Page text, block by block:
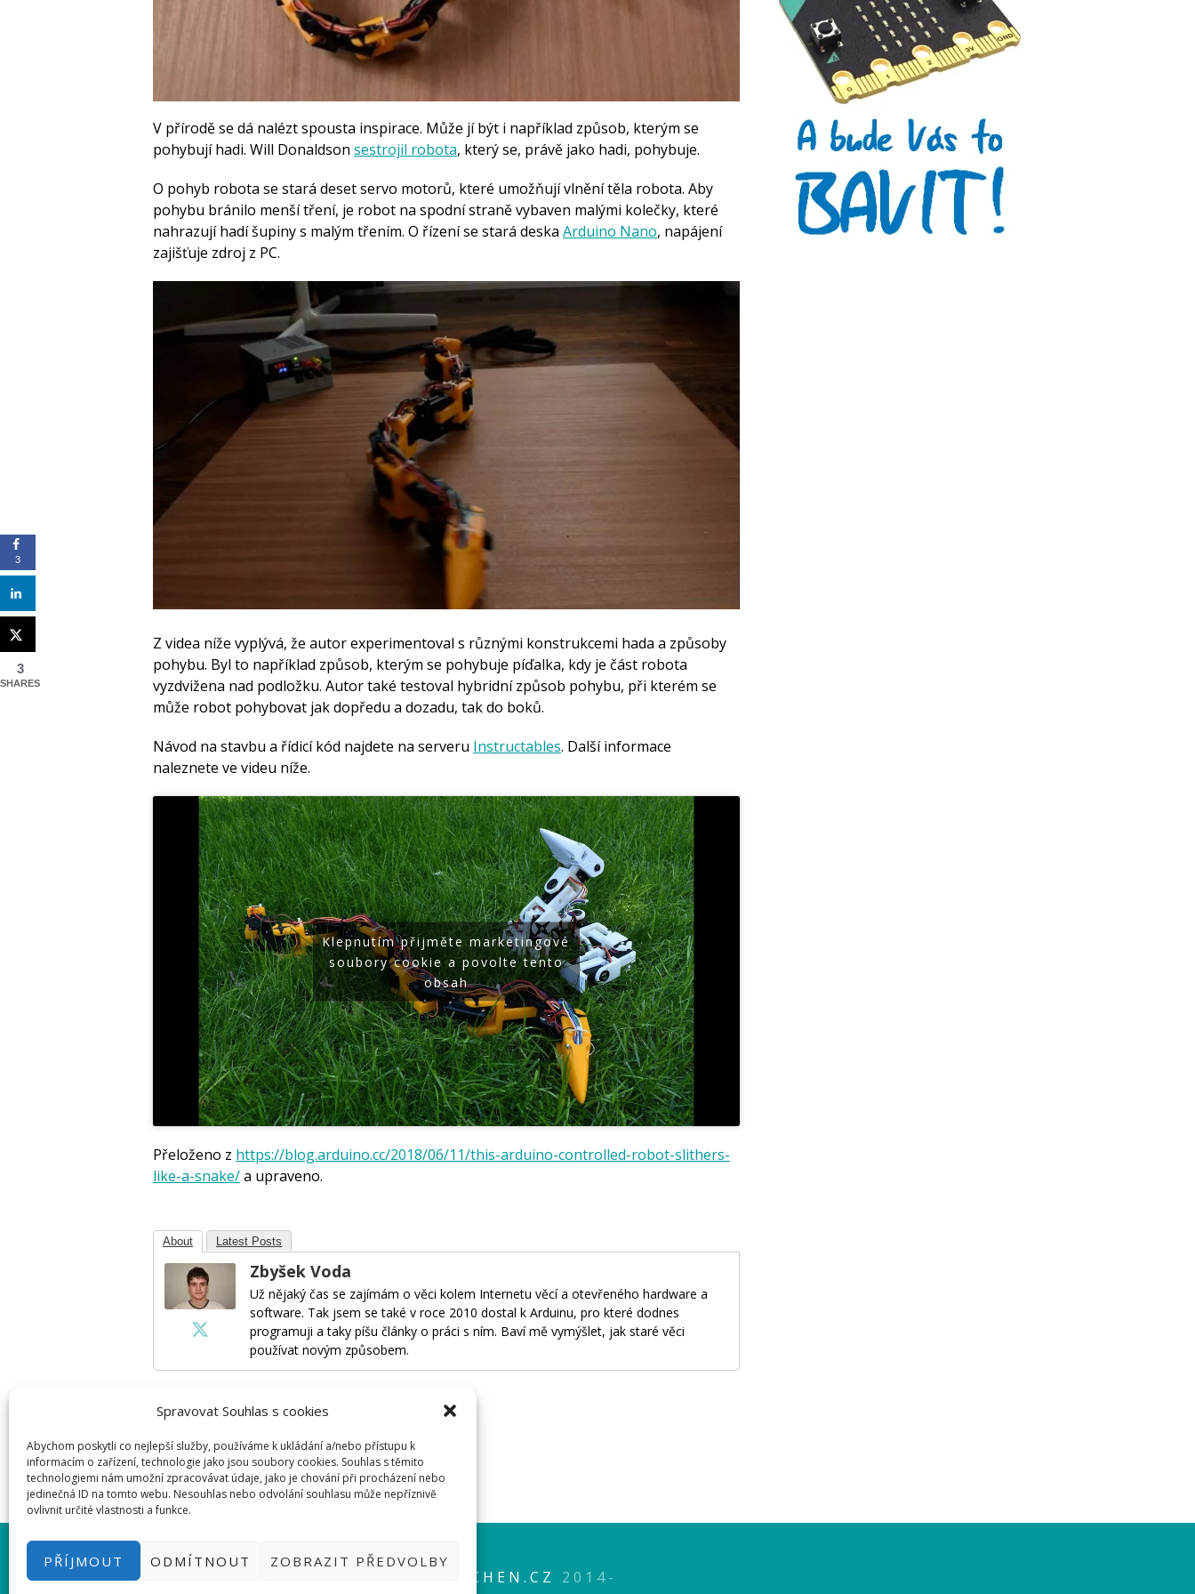
Spravovat Souhlas s cookies
Abychom poskytli co nejlepší služby, používáme k ukládání a/nebo přístupu k
informacím o zařízení, technologie jako jsou soubory cookies. Souhlas s těmito
technologiemi nám umožní zpracovávat údaje, jako je chování při procházení nebo
jedinečná ID na tomto webu. Nesouhlas nebo odvolání souhlasu může nepříznivě
ovlivnit určité vlastnosti a funkce.
PŘÍJMOUT ODMÍTNOUT ZOBRAZIT PŘEDVOLBY
Makeblock
Micro:bit
V přírodě se dá nalézt spousta inspirace. Může jí být i například způsob, kterým se
pohybují hadi. Will Donaldson sestrojil robota, který se, právě jako hadi, pohybuje.
O pohyb robota se stará deset servo motorů, které umožňují vlnění těla robota. Aby
pohybu bránilo menší tření, je robot na spodní straně vybaven malými kolečky, které
nahrazují hadí šupiny s malým třením. O řízení se stará deska Arduino Nano, napájení
zajišťuje zdroj z PC.
Z videa níže vyplývá, že autor experimentoval s různými konstrukcemi hada a způsoby
pohybu. Byl to například způsob, kterým se pohybuje píďalka, kdy je část robota
vyzdvižena nad podložku. Autor také testoval hybridní způsob pohybu, při kterém se
může robot pohybovat jak dopředu a dozadu, tak do boků.
Návod na stavbu a řídicí kód najdete na serveru Instructables. Další informace
naleznete ve videu níže.
Klepnutím přijměte marketingové
soubory cookie a povolte tento
obsah
Přeloženo z https://blog.arduino.cc/2018/06/11/this-arduino-controlled-robot-slithers-
like-a-snake/a upraveno.
About Latest Posts
Zbyšek Voda
Už nějaký čas se zajímám o věci kolem Internetu věcí a otevřeného hardware a
software. Tak jsem se také v roce 2010 dostal k Arduinu, pro které dodnes
programuji a taky píšu články o práci s ním. Baví mě vymýšlet, jak staré věci
používat novým způsobem.
Napsat komentář
Pro přidávání komentářů se musíte nejdříve přihlásit
PŘIHLÁSIT SE|INFO@HWKITCHEN.CZ
BASTLÍRNU PROVOZUJE E-SHOP
HWKITCHEN.CZ
2014-
3
3
SHARES